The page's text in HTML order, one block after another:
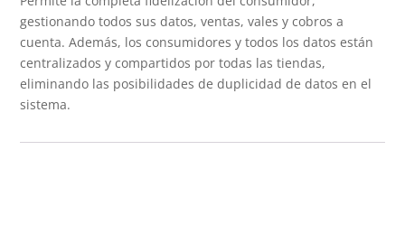
gestionando todos sus datos, ventas, vales y cobros a
cuenta. Además, los consumidores y todos los datos están
centralizados y compartidos por todas las tiendas,
eliminando las posibilidades de duplicidad de datos en el
sistema.